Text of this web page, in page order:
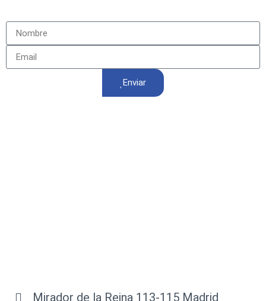
Enviar
Mirador de la Reina 113-115 Madrid